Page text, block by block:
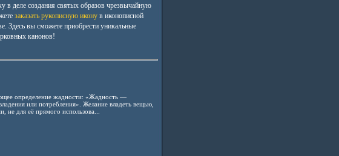
в деле создания святых образов чрезвычайную
заказать рукописную иконув иконописной
Здесь вы сможете приобрести уникальные
канонов!
определение жадности: «Жадность —
или потребления». Желание владеть вещью,
не для её прямого использова...